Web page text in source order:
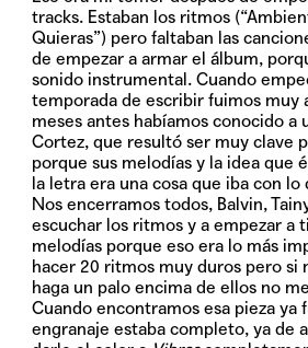
tracks. Estaban los ritmos
Quieras”) pero faltaban las
de empezar a armar el álbum,
sonido instrumental. Cuando
temporada de escribir fuimos muy
meses antes habíamos conocido a
Cortez, que resultó ser muy clave
porque sus melodías y la idea que
la letra era una cosa que iba con lo
Nos encerramos todos, Balvin,
escuchar los ritmos y a empezar a
melodías porque eso era lo más
hacer 20 ritmos muy duros pero si
haga un palo encima de ellos no
Cuando encontramos esa pieza ya
engranaje estaba completo, ya de